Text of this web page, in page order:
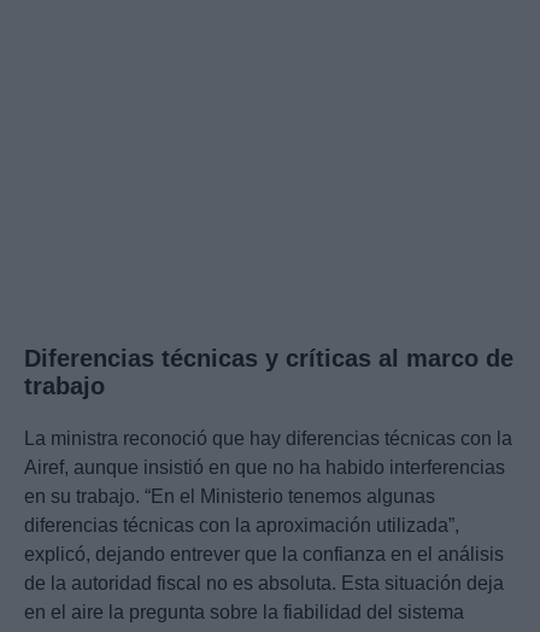
Diferencias técnicas y críticas al marco de
trabajo
La ministra reconoció que hay diferencias técnicas con la
Airef, aunque insistió en que no ha habido interferencias
en su trabajo. “En el Ministerio tenemos algunas
diferencias técnicas con la aproximación utilizada”,
explicó, dejando entrever que la confianza en el análisis
de la autoridad fiscal no es absoluta. Esta situación deja
en el aire la pregunta sobre la fiabilidad del sistema